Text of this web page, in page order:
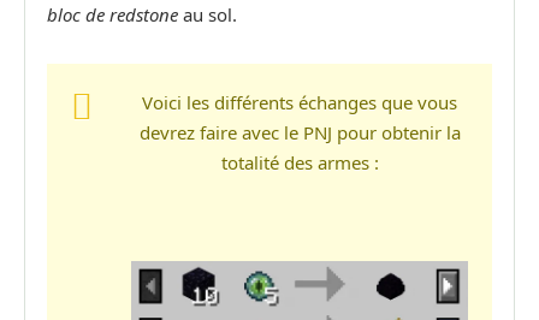
bloc de redstone au sol.
Voici les différents échanges que vous
devrez faire avec le PNJ pour obtenir la
totalité des armes :